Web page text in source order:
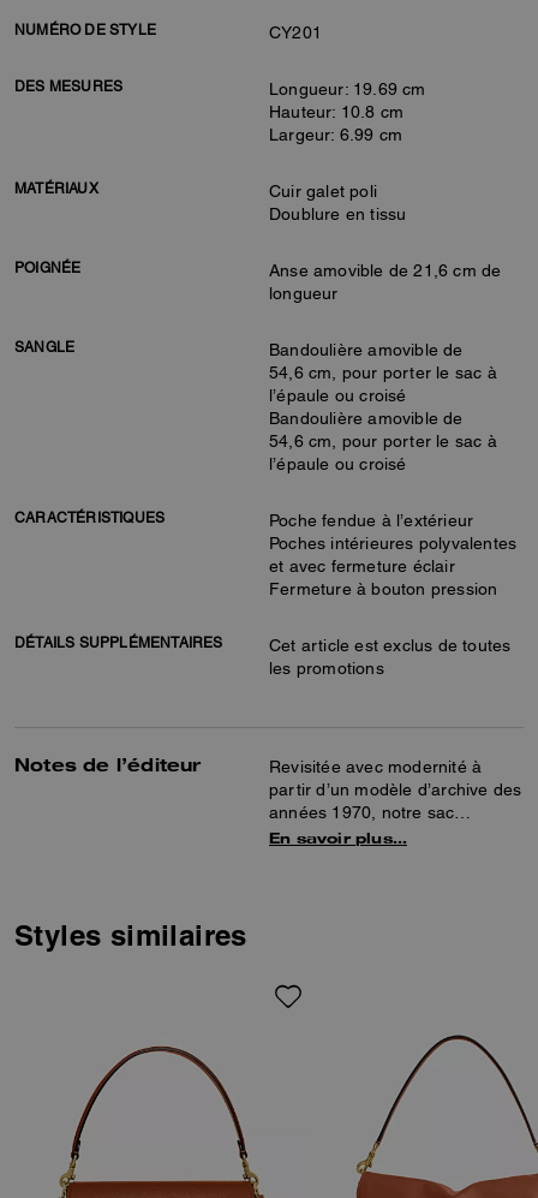
NUMÉRO DE STYLE CY201
DES MESURES
Longueur: 19.69 cm
Hauteur: 10.8 cm
Largeur: 6.99 cm
MATÉRIAUX
Cuir galet poli
Doublure en tissu
POIGNÉE
Anse amovible de 21,6 cm de
longueur
SANGLE
Bandoulière amovible de
54,6 cm, pour porter le sac à
l’épaule ou croisé
Bandoulière amovible de
54,6 cm, pour porter le sac à
l’épaule ou croisé
CARACTÉRISTIQUES
Poche fendue à l’extérieur
Poches intérieures polyvalentes
et avec fermeture éclair
Fermeture à bouton pression
DÉTAILS SUPPLÉMENTAIRES
Cet article est exclus de toutes
les promotions
Notes de l’éditeur
Revisitée avec modernité à
partir d’un modèle d’archive des
années 1970, notre sac
bandoulière structuré Tabby est
pare de notre quincaillerie
En savoir plus…
Styles similaires